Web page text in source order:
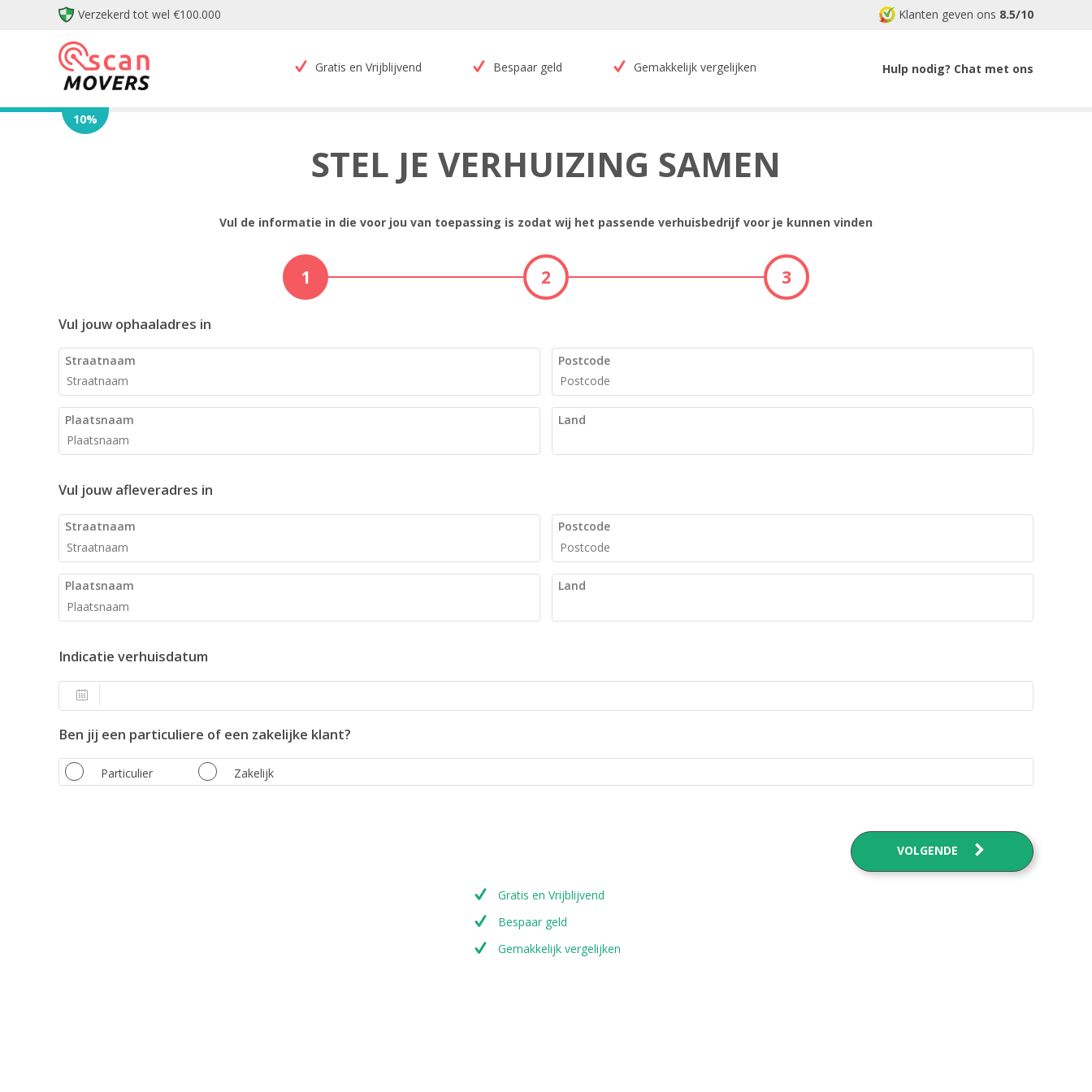
Verzekerd tot wel €100.000 Klanten geven ons 8.5/10
Gratis en Vrijblijvend Bespaar geld Gemakkelijk vergelijken Hulp nodig? Chat met ons
10%
STEL JE VERHUIZING SAMEN
Vul de informatie in die voor jou van toepassing is zodat wij het passende verhuisbedrijf voor je kunnen vinden
1 2 3
Vul jouw ophaaladres in
Straatnaam Postcode
Plaatsnaam Land
Vul jouw afleveradres in
Straatnaam Postcode
Plaatsnaam Land
Indicatie verhuisdatum
Ben jij een particuliere of een zakelijke klant?
Particulier Zakelijk
VOLGENDE
Gratis en Vrijblijvend
Bespaar geld
Gemakkelijk vergelijken